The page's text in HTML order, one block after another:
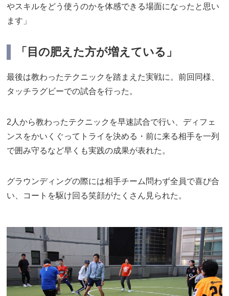
やスキルをどう使うのかを体感できる場面になったと思い
ます」
「目の肥えた方が増えている」
最後は教わったテクニックを踏まえた実戦に。前回同様、
タッチラグビーでの試合を行った。
2人から教わったテクニックを早速試合で行い、ディフェ
ンスをかいくぐってトライを決める・前に来る相手を一列
で囲み守るなど早くも実践の成果が表れた。
グラウンディングの際には相手チーム問わず全員で喜び合
い、コートを駆け回る笑顔がたくさん見られた。